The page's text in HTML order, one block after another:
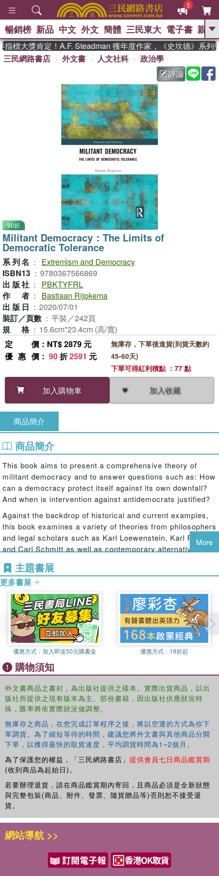
5
GO
熱搜： 東野圭吾 、 高希均教授回憶錄
父親節 、 如果歷
暑期推薦 、 國際布克
獎 臺灣漫遊錄 、 方念華
登輝時代 、 數學女孩：黎曼猜想
偉大的迷走神經
暢銷榜 新品 中文 外文 簡體 三民東大 電子書 親子
標大獎肯定！A.F. Steadman 獲年度作家，《史坎德》系列帶
三民網路書店
外文書 人文社科
政治學
評論
90折
Militant Democracy：The Limits of
Democratic Tolerance
系列名 ：
Extremism and Democracy
ISBN13 ： 9780367566869
出版社 ：
PBKTYFRL
作者 ：
Bastiaan Rijpkema
出版日 ： 2020/07/01
裝訂／頁數 ： 平裝／242頁
規格 ： 15.6cm*23.4cm (高/寬)
定價 ：NT$ 2879 元
優惠價 ： 90折2591 元
加入購物車 加入收藏
無庫存，下單後進貨(到貨天數約
45-60天)
下單可得紅利積點 ：77 點
商品簡介
商品簡介
This book aims to present a comprehensive theory of
militant democracy and to answer questions such as: How
can a democracy protect itself against its own downfall?
And when is intervention against antidemocrats justified?
Against the backdrop of historical and current examples,
this book examines a variety of theories from philosophers
and legal scholars such as Karl Loewenstein, Karl Popper
and Carl Schmitt as well as contemporary alternatives. It
democracy, discusses how helpful these references are,
and introduces two largely forgotten theorists to the
militant democracy debate: George van den Bergh and
Milan Markovitch.Militant Democracythen sets out to
build a novel theory of democratic self-defence on the
basis of democracys capacity for self-correction. In doing
so, it addresses the more classic and current criticisms of
the concept, while paying specific attention to the position
of the judge, the legal design and effectiveness of party
bans, and the national and supranational procedural
safeguards that can safeguard the careful application of
militant democracy instruments.
Militant Democracy
seamlessly combines political philosophy, political science
and constitutional law to offer a new perspective on
democratic self-defence. This book is essential reading for
scholars and students of political theory, jurisprudence,
democracy, extremism and the history of ideas.
More
主題書展
更多書展
優惠方式： 加入即送50元購書金 優惠方式： 19折起
購物須知
外文書商品之書封，為出版社提供之樣本。實際出貨商品，以出
版社所提供之現有版本為主。部份書籍，因出版社供應狀況特
殊，匯率將依實際狀況做調整。
無庫存之商品，在您完成訂單程序之後，將以空運的方式為你下
單調貨。為了縮短等待的時間，建議您將外文書與其他商品分開
下單，以獲得最快的取貨速度，平均調貨時間為1~2個月。
為了保護您的權益，「三民網路書店」 提供會員七日商品鑑賞期
(收到商品為起始日)。
若要辦理退貨，請在商品鑑賞期內寄回，且商品必須是全新狀態
與完整包裝(商品、附件、發票、隨貨贈品等)否則恕不接受退
貨。
網站導航 >>